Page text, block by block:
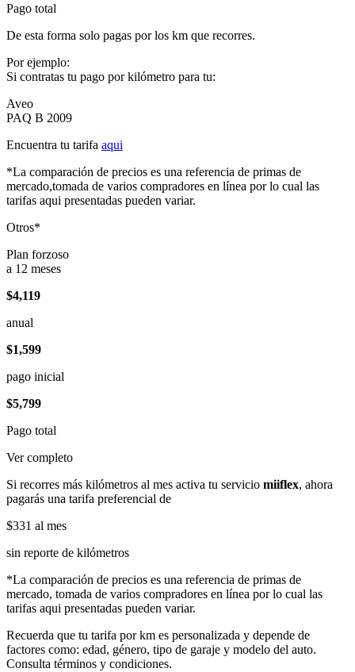
Pago total
De esta forma solo pagas por los km que recorres.
Por ejemplo:
Si contratas tu pago por kilómetro para tu:
Aveo
PAQ B 2009
Encuentra tu tarifa aqui
*La comparación de precios es una referencia de primas de
mercado,tomada de varios compradores en línea por lo cual las
tarifas aqui presentadas pueden variar.
Otros*
Plan forzoso
a 12 meses
$4,119
anual
$1,599
pago inicial
$5,799
Pago total
Ver completo
Si recorres más kilómetros al mes activa tu servicio miiflex, ahora
pagarás una tarifa preferencial de
$331 al mes
sin reporte de kilómetros
*La comparación de precios es una referencia de primas de
mercado, tomada de varios compradores en línea por lo cual las
tarifas aqui presentadas pueden variar.
Recuerda que tu tarifa por km es personalizada y depende de
factores como: edad, género, tipo de garaje y modelo del auto.
Consulta términos y condiciones.